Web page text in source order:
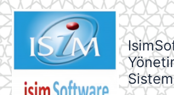
İçeriğe
atla